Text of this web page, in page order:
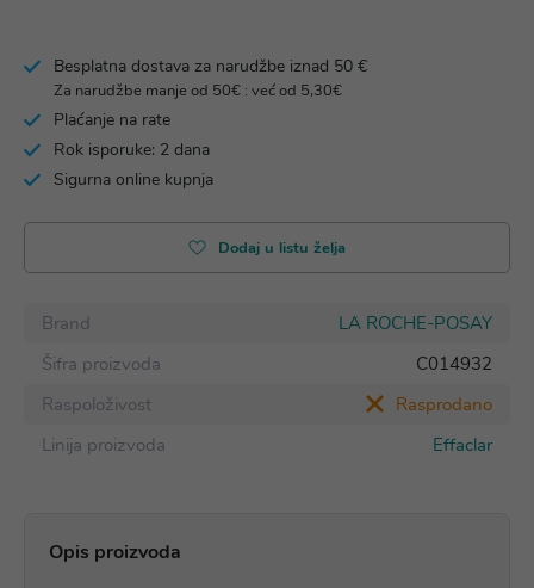
Besplatna dostava za narudžbe iznad 50 €
Za narudžbe manje od 50€ : već od 5,30€
Plaćanje na rate
Rok isporuke: 2 dana
Sigurna online kupnja
Dodaj u listu želja
Brand
LA ROCHE-POSAY
Šifra proizvoda
C014932
Raspoloživost
Rasprodano
Linija proizvoda
Effaclar
Opis proizvoda